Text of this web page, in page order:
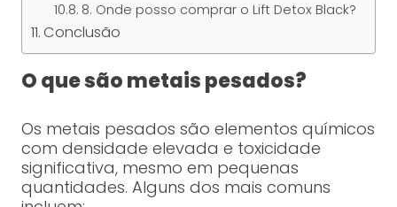
8. Onde posso comprar o Lift Detox Black?
Conclusão
O que são metais pesados?
Os metais pesados são elementos químicos
com densidade elevada e toxicidade
significativa, mesmo em pequenas
quantidades. Alguns dos mais comuns